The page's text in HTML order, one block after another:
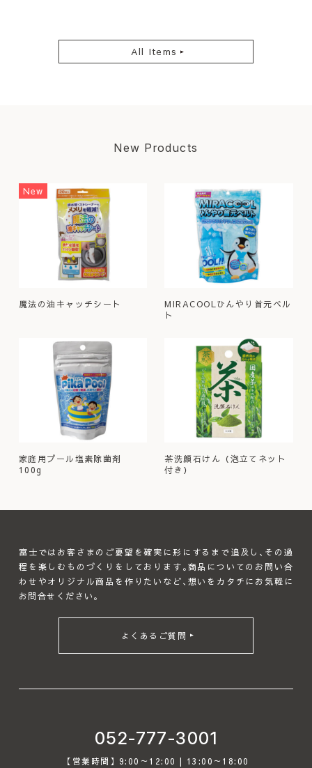
All Items
New Products
New
魔法の油キャッチシート
MIRACOOLひんやり首元ベル
ト
家庭用プール塩素除菌剤
100g
茶洗顔石けん（泡立てネット
付き）
富士ではお客さまのご要望を確実に形にするまで追及し､その過
程を楽しむものづくりをしております｡商品についてのお問い合
わせやオリジナル商品を作りたいなど､想いをカタチにお気軽に
お問合せください｡
よくあるご質問
052-777-3001
【営業時間】9:00～12:00 | 13:00～18:00